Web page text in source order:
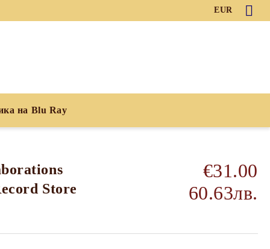
EUR
на Blu Ray
Store
€31.00
60.63лв.